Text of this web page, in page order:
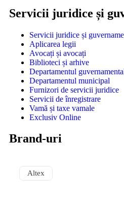
Servicii juridice și
Servicii juridice și
Aplicarea legii
Avocați și avocați
Biblioteci și arhive
Departamentul
Departamentul municipal
Furnizori de servicii juridice
Servicii de înregistrare
Vamă și taxe vamale
Exclusiv Online
Brand-uri
Altex